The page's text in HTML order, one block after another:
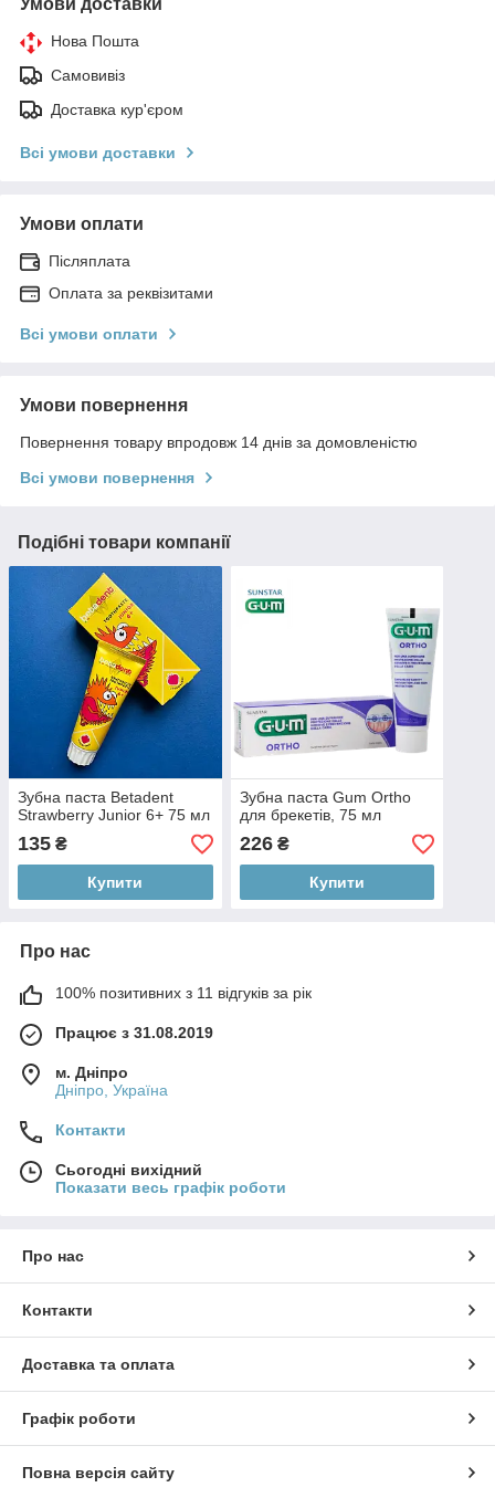
Нова Пошта
Самовивіз
Доставка кур'єром
Всі умови доставки
Умови оплати
Післяплата
Оплата за реквізитами
Всі умови оплати
Умови повернення
Повернення товару впродовж 14 днів за домовленістю
Всі умови повернення
Подібні товари компанії
Зубна паста Betadent
Strawberry Junior 6+ 75 мл
135 ₴
Купити
Зубна паста Gum Ortho
для брекетів, 75 мл
226₴
Купити
Про нас
100% позитивних з 11 відгуків за рік
Працює з 31.08.2019
м. Дніпро
Дніпро, Україна
Контакти
Сьогодні вихідний
Показати весь графік роботи
Про нас
Контакти
Доставка та оплата
Графік роботи
Повна версія сайту